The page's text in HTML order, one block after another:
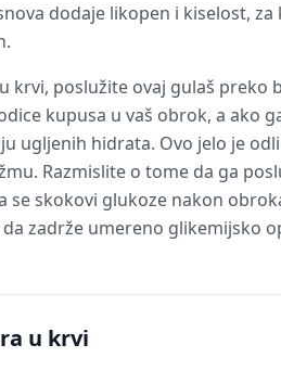
dodaje likopen i kiselost,
krvi, poslužite ovaj gulaš preko
kupusa u vaš obrok, a ako
ugljenih hidrata. Ovo jelo je
Razmislite o tome da ga
skokovi glukoze nakon
zadrže umereno glikemijsko
u krvi